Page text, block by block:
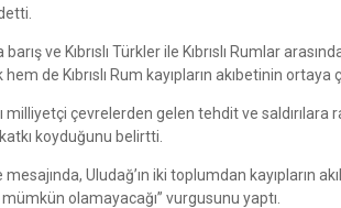
barış ve Kıbrıslı Türkler ile Kıbrıslı Rumlar
hem de Kıbrıslı Rum kayıpların akıbetinin
milliyetçi çevrelerden gelen tehdit ve
koyduğunu belirtti.
Uludağ’ın iki toplumdan kayıpların
olamayacağı” vurgusunu yaptı.